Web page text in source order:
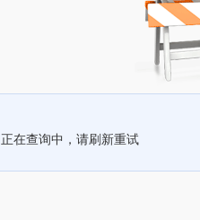
正在查询中，请刷新重试